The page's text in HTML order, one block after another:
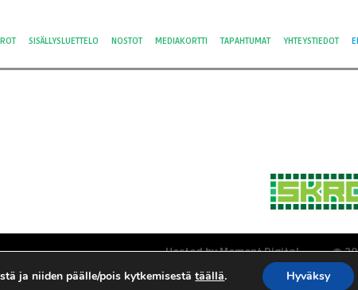
SISÄLLYSLUETTELO NOSTOT MEDIAKORTTI TAPAHTUMAT YHTEYSTIEDOT
Hosted by Moment Digital
Yksityisyys ja evästeet
Tietosuojaseloste
©
ja niiden päälle/pois kytkemisestätäällä. Hyväksy